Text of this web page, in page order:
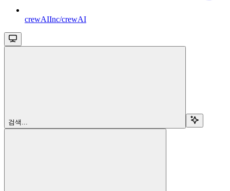
crewAIInc/crewAI
검색...